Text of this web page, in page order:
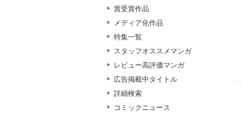
賞受賞作品
メディア化作品
特集一覧
スタッフオススメマンガ
レビュー高評価マンガ
広告掲載中タイトル
詳細検索
コミックニュース